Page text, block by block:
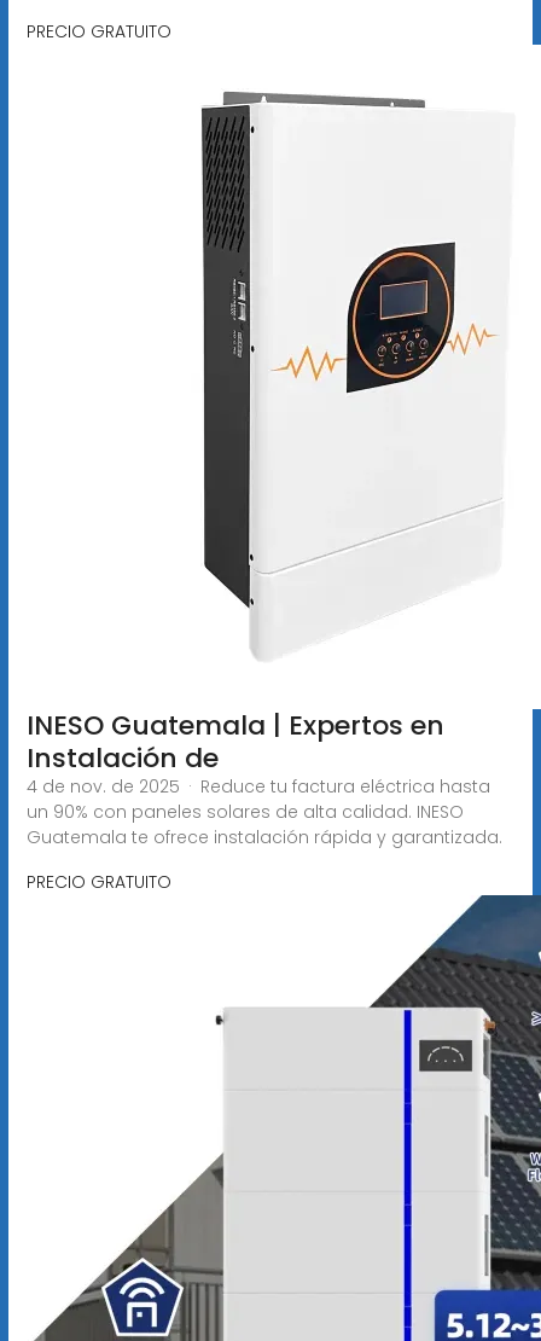
PRECIO GRATUITO
INESO Guatemala | Expertos en
Instalación de
4 de nov. de 2025 · Reduce tu factura eléctrica hasta
un 90% con paneles solares de alta calidad. INESO
Guatemala te ofrece instalación rápida y garantizada.
PRECIO GRATUITO